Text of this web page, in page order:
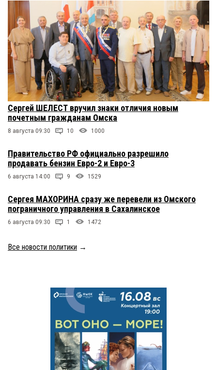
Сергей ШЕЛЕСТ вручил знаки отличия новым
почетным гражданам Омска
8 августа 09:30 10 1000
Правительство РФ официально разрешило
продавать бензин Евро-2 и Евро-3
6 августа 14:00 9 1529
Сергея МАХОРИНА сразу же перевели из Омского
пограничного управления в Сахалинское
6 августа 09:30 1 1472
Все новости политики →